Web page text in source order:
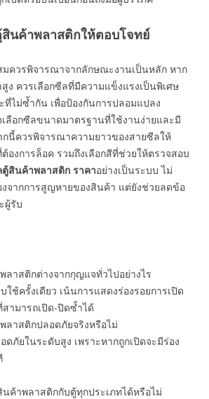
นค้าพลาสติกให้ตอบโจทย์
มควรพิจารณาจากลักษณะงานเป็นหลัก หาก
ง ควรเลือกซีลที่มีความแข็งแรงเป็นพิเศษ
ที่ไม่ซ้ำกัน เพื่อป้องกันการปลอมแปลง
ลือกซีลขนาดมาตรฐานที่ใช้งานง่ายและมี
กนี้ควรพิจารณาความยาวของสายซีลให้
องการล็อค รวมถึงเลือกสีที่ช่วยให้ตรวจสอบ
สินค้าพลาสติก ราคาอย่างเป็นระบบ ไม่
งจากการสูญหายของสินค้า แต่ยังช่วยลดข้อ
ผู้รับ
าสติกต่างจากกุญแจทั่วไปอย่างไร
ช้ครั้งเดียว เน้นการแสดงร่องรอยการเปิด
ามารถเปิด-ปิดซ้ำได้
าสติกปลอดภัยจริงหรือไม่
ดภัยในระดับสูง เพราะหากถูกเปิดจะมีร่อง
ค้าพลาสติกกับตู้ทุกประเภทได้หรือไม่